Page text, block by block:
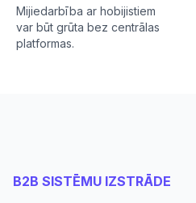
Mijiedarbība ar hobijistiem
var būt grūta bez centrālas
platformas.
B2B SISTĒMU IZSTRĀDE